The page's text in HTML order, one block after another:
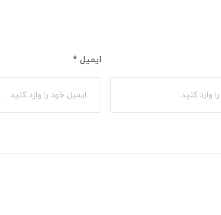
ایمیل *